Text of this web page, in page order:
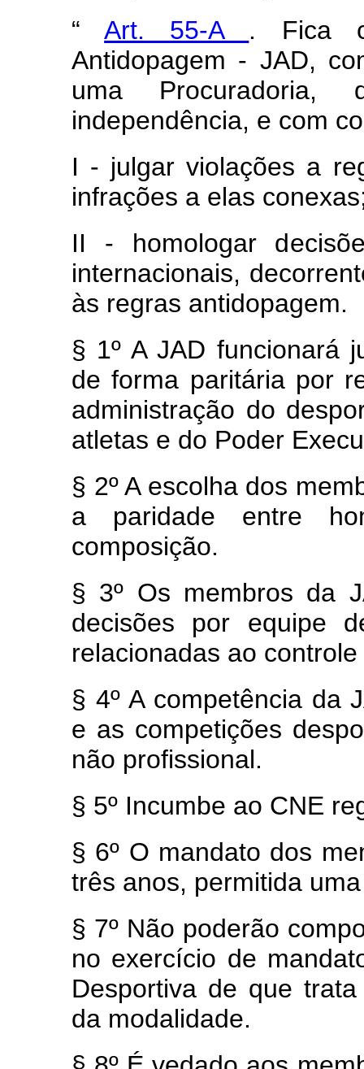
“Art. 55-A . Fica
Antidopagem - JAD,
uma Procuradoria,
independência, e com
I - julgar violações a
infrações a elas
II - homologar
internacionais,
às regras antidopagem.
§ 1º A JAD funcionará
de forma paritária por
administração do
atletas e do Poder
§ 2ºA escolha dos
a paridade entre
composição.
§ 3º Os membros da
decisões por equipe
relacionadas ao
§ 4º A competência da
e as competições
não profissional.
§ 5º Incumbe ao CNE
§ 6º O mandato dos
três anos, permitida
§ 7º Não poderão
no exercício de
Desportiva de que
da modalidade.